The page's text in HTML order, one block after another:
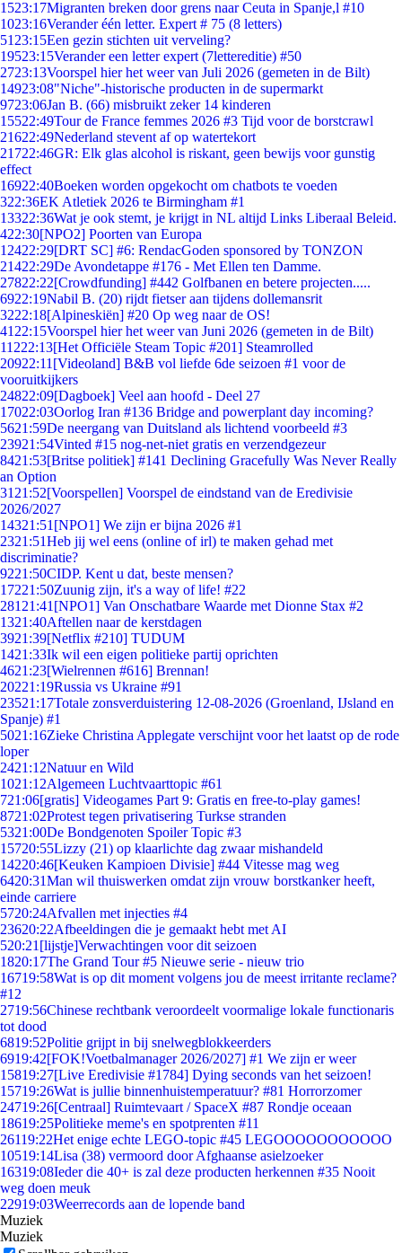
1523:17Migranten breken door grens naar Ceuta in Spanje,l #10
1023:16Verander één letter. Expert # 75 (8 letters)
51 23:15Een gezin stichten uit verveling?
19523:15Verander een letter expert (7lettereditie) #50
2723:13Voorspel hier het weer van Juli 2026 (gemeten in de Bilt)
14923:08"Niche"-historische producten in de supermarkt
9723:06Jan B. (66) misbruikt zeker 14 kinderen
15522:49Tour de France femmes 2026 #3 Tijd voor de borstcrawl
21622:49Nederland stevent af op watertekort
21722:46GR: Elk glas alcohol is riskant, geen bewijs voor gunstig
effect
16922:40Boeken worden opgekocht om chatbots te voeden
322:36EK Atletiek 2026 te Birmingham #1
13322:36Wat je ook stemt, je krijgt in NL altijd Links Liberaal Beleid.
422:30[NPO2] Poorten van Europa
12422:29[DRT SC] #6: RendacGoden sponsored by TONZON
21422:29De Avondetappe #176 - Met Ellen ten Damme.
27822:22[Crowdfunding] #442 Golfbanen en betere projecten.....
6922:19Nabil B. (20) rijdt fietser aan tijdens dollemansrit
3222:18[Alpineskiën] #20 Op weg naar de OS!
41 22:15Voorspel hier het weer van Juni 2026 (gemeten in de Bilt)
11222:13[Het Officiële Steam Topic #201] Steamrolled
20922:11 [Videoland] B&B vol liefde 6de seizoen #1 voor de
vooruitkijkers
24822:09[Dagboek] Veel aan hoofd - Deel 27
17022:03Oorlog Iran #136 Bridge and powerplant day incoming?
5621:59De neergang van Duitsland als lichtend voorbeeld #3
23921:54Vinted #15 nog-net-niet gratis en verzendgezeur
8421:53[Britse politiek] #141 Declining Gracefully Was Never Really
an Option
31 21:52[Voorspellen] Voorspel de eindstand van de Eredivisie
2026/2027
14321:51 [NPO1] We zijn er bijna 2026 #1
2321:51Heb jij wel eens (online of irl) te maken gehad met
discriminatie?
9221:50CIDP. Kent u dat, beste mensen?
17221:50Zuunig zijn, it's a way of life! #22
281 21:41 [NPO1] Van Onschatbare Waarde met Dionne Stax #2
1321:40Aftellen naar de kerstdagen
3921:39[Netflix #210] TUDUM
1421:33Ik wil een eigen politieke partij oprichten
4621:23[Wielrennen #616] Brennan!
20221:19Russia vs Ukraine #91
23521:17Totale zonsverduistering 12-08-2026 (Groenland, IJsland en
Spanje) #1
5021:16Zieke Christina Applegate verschijnt voor het laatst op de rode
loper
2421:12Natuur en Wild
1021:12Algemeen Luchtvaarttopic #61
721:06[gratis] Videogames Part 9: Gratis en free-to-play games!
8721:02Protest tegen privatisering Turkse stranden
5321:00De Bondgenoten Spoiler Topic #3
15720:55Lizzy (21) op klaarlichte dag zwaar mishandeld
14220:46[Keuken Kampioen Divisie] #44 Vitesse mag weg
6420:31Man wil thuiswerken omdat zijn vrouw borstkanker heeft,
einde carriere
5720:24Afvallen met injecties #4
23620:22Afbeeldingen die je gemaakt hebt met AI
520:21 [lijstje]Verwachtingen voor dit seizoen
1820:17The Grand Tour #5 Nieuwe serie - nieuw trio
16719:58Wat is op dit moment volgens jou de meest irritante reclame?
#12
2719:56Chinese rechtbank veroordeelt voormalige lokale functionaris
tot dood
6819:52Politie grijpt in bij snelwegblokkeerders
6919:42[FOK!Voetbalmanager 2026/2027] #1 We zijn er weer
15819:27[Live Eredivisie #1784] Dying seconds van het seizoen!
15719:26Wat is jullie binnenhuistemperatuur? #81 Horrorzomer
24719:26[Centraal] Ruimtevaart / SpaceX #87 Rondje oceaan
18619:25Politieke meme's en spotprenten #11
26119:22Het enige echte LEGO-topic #45 LEGOOOOOOOOOOO
10519:14Lisa (38) vermoord door Afghaanse asielzoeker
16319:08Ieder die 40+ is zal deze producten herkennen #35 Nooit
weg doen meuk
22919:03Weerrecords aan de lopende band
Muziek
Muziek